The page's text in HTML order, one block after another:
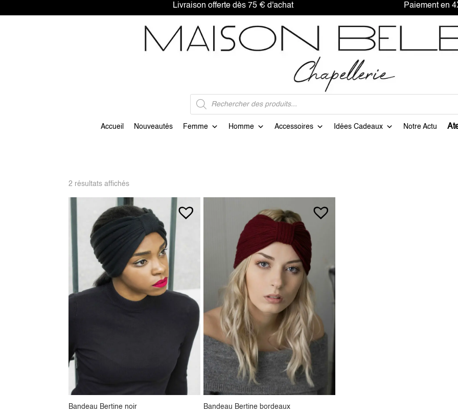
Livraison offerte dès 75 € d'achat Paiement en 4X
de
produits
Accueil Nouveautés Femme Homme Accessoires Idées Cadeaux Notre Actu
2 résultats affichés
Bandeau Bertine noir
Bandeau Bertine bordeaux